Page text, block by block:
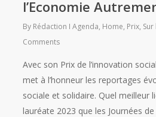
l’Economie
By Rédaction Agenda, Home, Prix,
Comments
Avec son Prix de l’innovation
met à l’honneur les reportages
sociale et solidaire. Quel meilleur
lauréate 2023 que les Journées